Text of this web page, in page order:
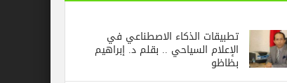
تطبيقات الذكاء الاصطناعي في
الإعلام السياحي .. بقلم د. إبراهيم
بظاظو